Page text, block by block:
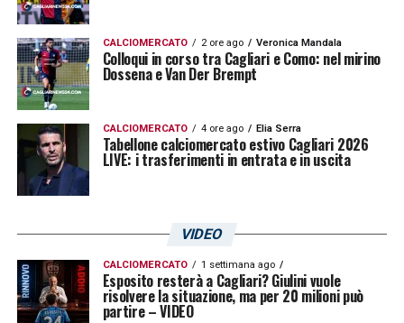
CALCIOMERCATO 2 ore ago Veronica Mandala
Colloqui in corso tra Cagliari e Como: nel mirino
Dossena e Van Der Brempt
CALCIOMERCATO 4 ore ago Elia Serra
Tabellone calciomercato estivo Cagliari 2026
LIVE: i trasferimenti in entrata e in uscita
VIDEO
CALCIOMERCATO 1 settimana ago
Esposito resterà a Cagliari? Giulini vuole
risolvere la situazione, ma per 20 milioni può
partire – VIDEO